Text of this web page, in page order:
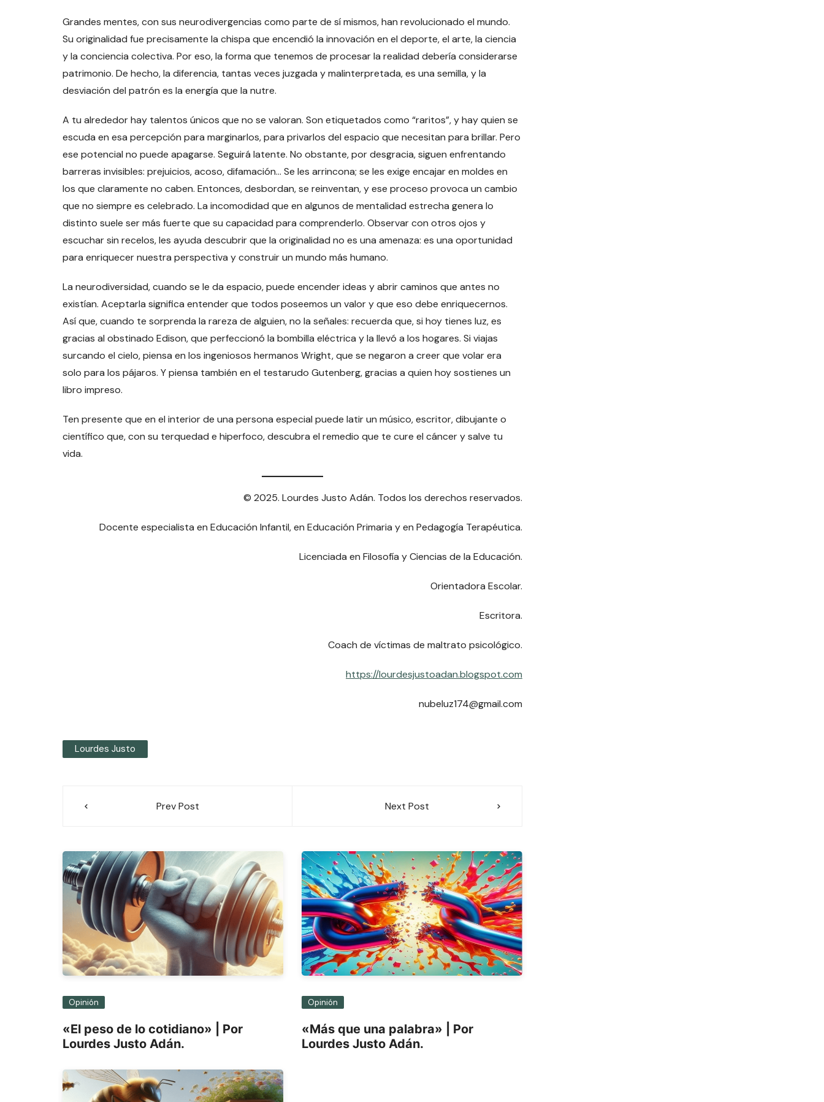
Grandes mentes, con sus neurodivergencias como parte de sí mismos, han revolucionado el mundo.
Su originalidad fue precisamente la chispa que encendió la innovación en el deporte, el arte, la ciencia
y la conciencia colectiva. Por eso, la forma que tenemos de procesar la realidad debería considerarse
patrimonio. De hecho, la diferencia, tantas veces juzgada y malinterpretada, es una semilla, y la
desviación del patrón es la energía que la nutre.
A tu alrededor hay talentos únicos que no se valoran. Son etiquetados como “raritos”, y hay quien se
escuda en esa percepción para marginarlos, para privarlos del espacio que necesitan para brillar. Pero
ese potencial no puede apagarse. Seguirá latente. No obstante, por desgracia, siguen enfrentando
barreras invisibles: prejuicios, acoso, difamación… Se les arrincona; se les exige encajar en moldes en
los que claramente no caben. Entonces, desbordan, se reinventan, y ese proceso provoca un cambio
que no siempre es celebrado. La incomodidad que en algunos de mentalidad estrecha genera lo
distinto suele ser más fuerte que su capacidad para comprenderlo. Observar con otros ojos y
escuchar sin recelos, les ayuda descubrir que la originalidad no es una amenaza: es una oportunidad
para enriquecer nuestra perspectiva y construir un mundo más humano.
La neurodiversidad, cuando se le da espacio, puede encender ideas y abrir caminos que antes no
existían. Aceptarla significa entender que todos poseemos un valor y que eso debe enriquecernos.
Así que, cuando te sorprenda la rareza de alguien, no la señales: recuerda que, si hoy tienes luz, es
gracias al obstinado Edison, que perfeccionó la bombilla eléctrica y la llevó a los hogares. Si viajas
surcando el cielo, piensa en los ingeniosos hermanos Wright, que se negaron a creer que volar era
solo para los pájaros. Y piensa también en el testarudo Gutenberg, gracias a quien hoy sostienes un
libro impreso.
Ten presente que en el interior de una persona especial puede latir un músico, escritor, dibujante o
científico que, con su terquedad e hiperfoco, descubra el remedio que te cure el cáncer y salve tu
vida.
© 2025. Lourdes Justo Adán. Todos los derechos reservados.
Docente especialista en Educación Infantil, en Educación Primaria y en Pedagogía Terapéutica.
Licenciada en Filosofía y Ciencias de la Educación.
Orientadora Escolar.
Escritora.
Coach de víctimas de maltrato psicológico.
https://lourdesjustoadan.blogspot.com
nubeluz174@gmail.com
Lourdes Justo
NavegaciónPrev Post Next Post
Opinión
«El peso de lo cotidiano» | Por
Lourdes Justo Adán.
Opinión
«Más que una palabra» | Por
Lourdes Justo Adán.